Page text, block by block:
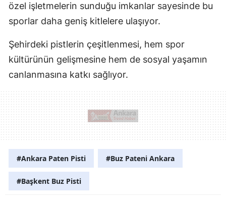
özel işletmelerin sunduğu imkanlar sayesinde bu
sporlar daha geniş kitlelere ulaşıyor.
Şehirdeki pistlerin çeşitlenmesi, hem spor
kültürünün gelişmesine hem de sosyal yaşamın
canlanmasına katkı sağlıyor.
#Ankara Paten Pisti #Buz Pateni Ankara
#Başkent Buz Pisti